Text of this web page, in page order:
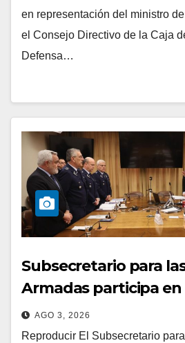
en representación del ministro
el Consejo Directivo de la Caja
Defensa…
Subsecretario para
Armadas participa en
Comisión de Control
Inteligencia del
AGO 3, 2026
Reproducir El Subsecretario